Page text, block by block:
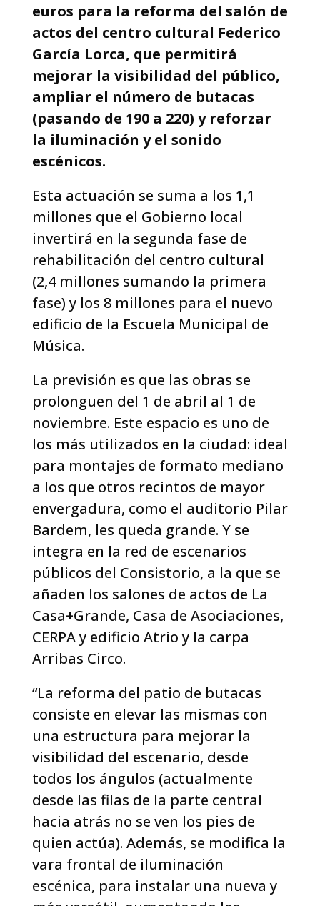
euros para la reforma del salón de
actos del centro cultural Federico
García Lorca, que permitirá
mejorar la visibilidad del público,
ampliar el número de butacas
(pasando de 190 a 220) y reforzar
la iluminación y el sonido
escénicos.
Esta actuación se suma a los 1,1
millones que el Gobierno local
invertirá en la segunda fase de
rehabilitación del centro cultural
(2,4 millones sumando la primera
fase) y los 8 millones para el nuevo
edificio de la Escuela Municipal de
Música.
La previsión es que las obras se
prolonguen del 1 de abril al 1 de
noviembre. Este espacio es uno de
los más utilizados en la ciudad: ideal
para montajes de formato mediano
a los que otros recintos de mayor
envergadura, como el auditorio Pilar
Bardem, les queda grande. Y se
integra en la red de escenarios
públicos del Consistorio, a la que se
añaden los salones de actos de La
Casa+Grande, Casa de Asociaciones,
CERPA y edificio Atrio y la carpa
Arribas Circo.
“La reforma del patio de butacas
consiste en elevar las mismas con
una estructura para mejorar la
visibilidad del escenario, desde
todos los ángulos (actualmente
desde las filas de la parte central
hacia atrás no se ven los pies de
quien actúa). Además, se modifica la
vara frontal de iluminación
escénica, para instalar una nueva y